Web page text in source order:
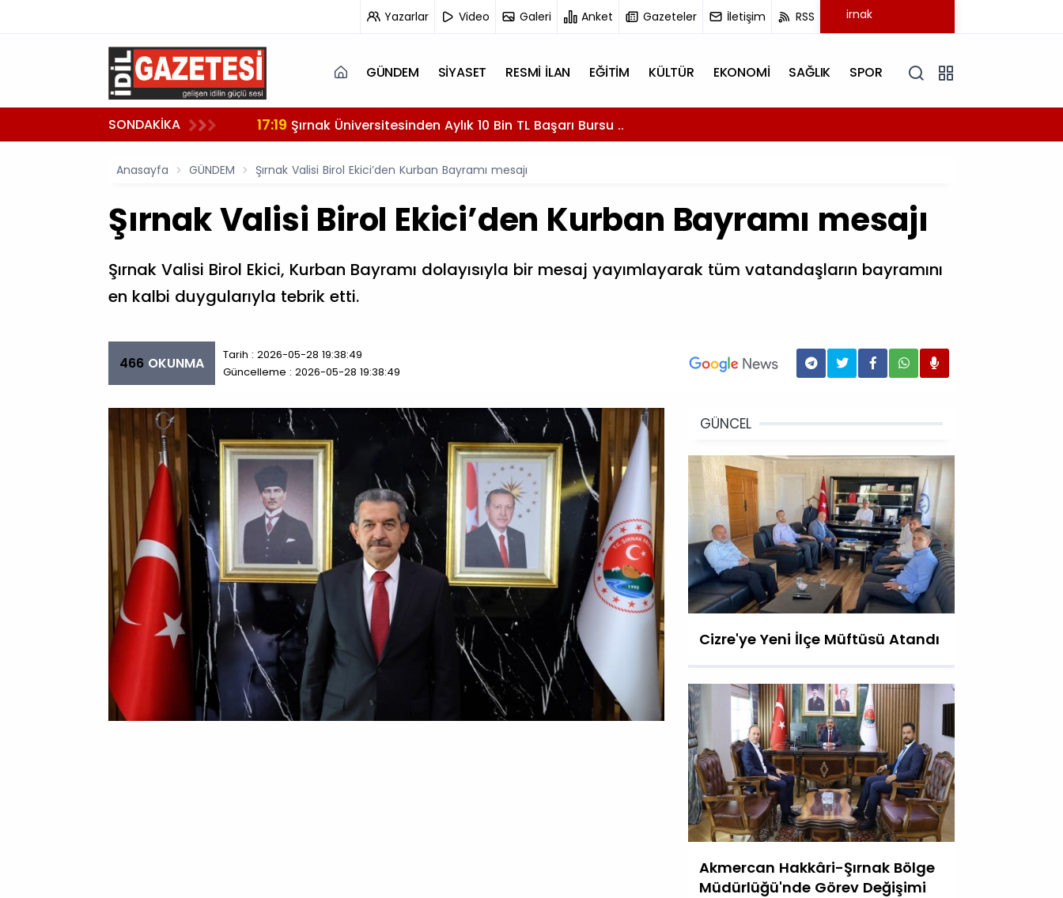
Yazarlar Video Galeri Anket Gazeteler İletişim RSS
GÜNDEM SİYASET RESMİ İLAN EĞİTİM KÜLTÜR EKONOMİ SAĞLIK SPOR
SONDAKİKA 17:19 Şırnak Üniversitesinden Aylık 10 Bin TL Başarı Bursu ..
Anasayfa GÜNDEM Şırnak Valisi Birol Ekici’den Kurban Bayramı mesajı
Şırnak Valisi Birol Ekici’den Kurban Bayramı mesajı
Şırnak Valisi Birol Ekici, Kurban Bayramı dolayısıyla bir mesaj yayımlayarak tüm vatandaşların bayramını
en kalbi duygularıyla tebrik etti.
466 OKUNMA
Tarih : 2026-05-28 19:38:49
Güncelleme : 2026-05-28 19:38:49
GÜNCEL
Cizre'ye Yeni İlçe Müftüsü Atandı
Akmercan Hakkâri-Şırnak Bölge
Müdürlüğü'nde Görev Değişimi